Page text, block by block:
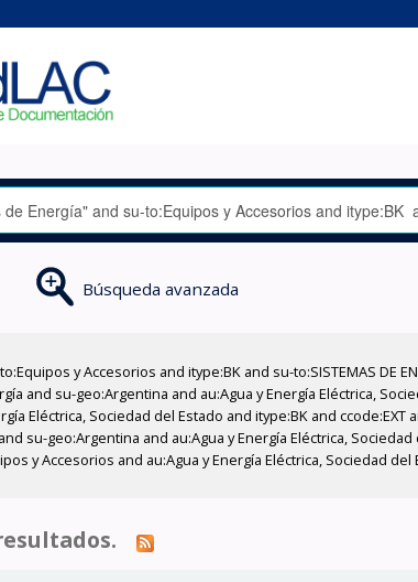
Búsqueda avanzada
y Accesorios and itype:BK and su-to:SISTEMAS DE
and su-geo:Argentina and au:Agua y Energía Eléctrica,
Eléctrica, Sociedad del Estado and itype:BK and
su-geo:Argentina and au:Agua y Energía Eléctrica,
y Accesorios and au:Agua y Energía Eléctrica, Sociedad del